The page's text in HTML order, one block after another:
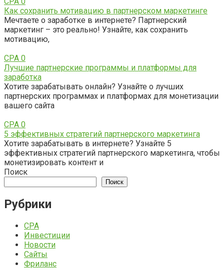
Как сохранить мотивацию в партнерском маркетинге
Мечтаете о заработке в интернете? Партнерский
маркетинг – это реально! Узнайте, как сохранить
мотивацию,
CPA 0
Лучшие партнерские программы и платформы для
заработка
Хотите зарабатывать онлайн? Узнайте о лучших
партнерских программах и платформах для монетизации
вашего сайта
CPA 0
5 эффективных стратегий партнерского маркетинга
Хотите зарабатывать в интернете? Узнайте 5
эффективных стратегий партнерского маркетинга, чтобы
монетизировать контент и
Поиск
Поиск
Рубрики
CPA
Инвестиции
Новости
Сайты
Фриланс